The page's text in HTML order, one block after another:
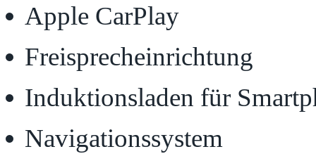
Apple CarPlay
Freisprecheinrichtung
Induktionsladen für
Navigationssystem